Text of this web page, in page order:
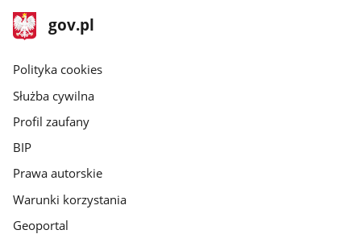
stopka
gov.pl
Strona
gov.pl
gov.pl
Polityka cookies
Służba cywilna
Profil zaufany
BIP
Prawa autorskie
Warunki korzystania
Geoportal